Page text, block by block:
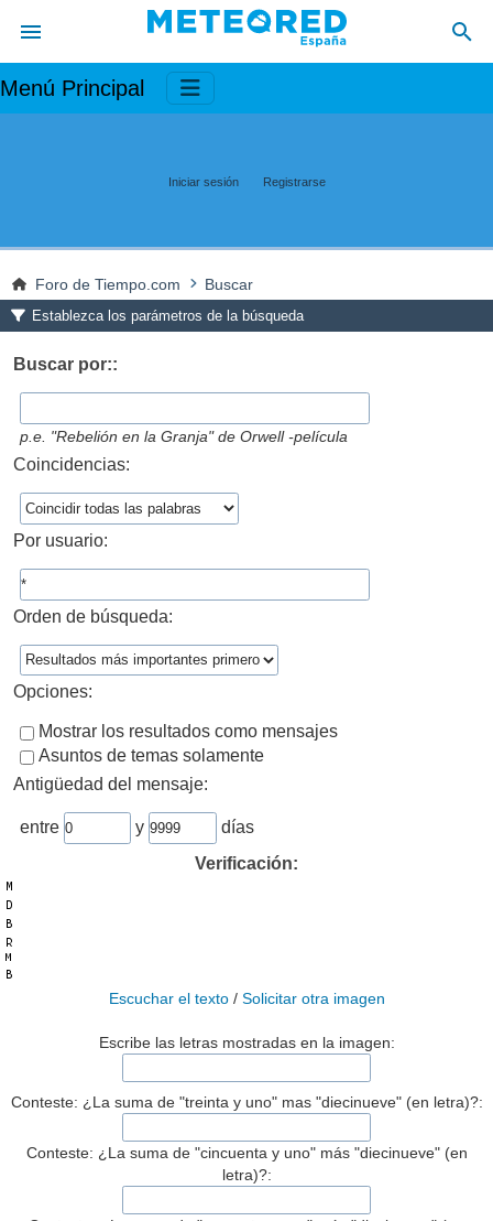
Menú Principal
Iniciar sesión Registrarse
Foro de Tiempo.com Buscar
Establezca los parámetros de la búsqueda
Buscar por::
p.e. "Rebelión en la Granja" de Orwell -película
Coincidencias:
Por usuario:
Orden de búsqueda:
Opciones:
Mostrar los resultados como mensajes
Asuntos de temas solamente
Antigüedad del mensaje:
entre y
días
Verificación:
Escuchar el texto/ Solicitar otra imagen
Escribe las letras mostradas en la imagen:
Conteste: ¿La suma de "treinta y uno" mas "diecinueve" (en letra)?:
Conteste: ¿La suma de "cincuenta y uno" más "diecinueve" (en
letra)?: